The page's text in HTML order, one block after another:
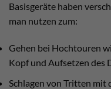
Basisgeräte haben
man nutzen zum:
Gehen bei Hochtouren
Kopf und Aufsetzen des
Schlagen von Tritten mit